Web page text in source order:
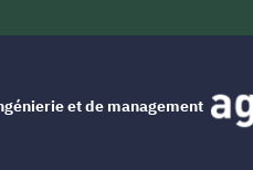
et de management